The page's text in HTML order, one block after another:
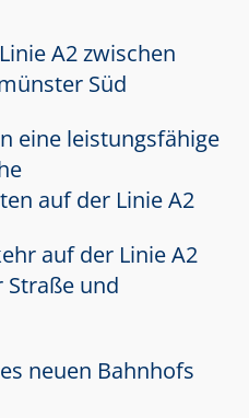
A2 zwischen
Süd
eine leistungsfähige
auf der Linie A2
auf der Linie A2
und
neuen Bahnhofs